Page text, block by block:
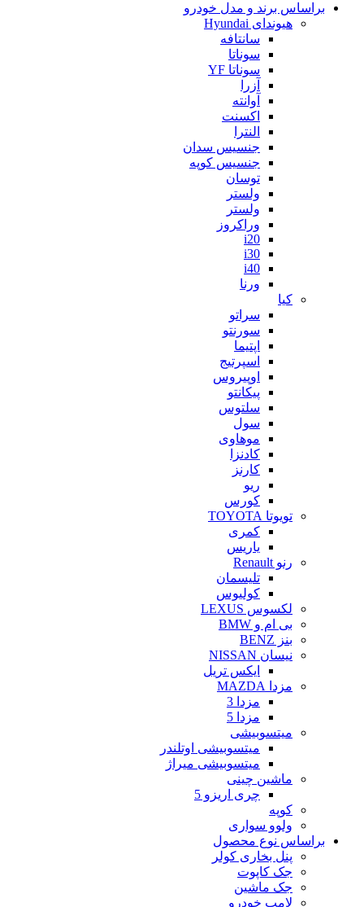
براساس برند و مدل خودرو
هیوندای Hyundai
سانتافه
سوناتا
سوناتا YF
آزرا
آوانته
اکسنت
النترا
جنسیس سدان
جنسیس کوپه
توسان
ولستر
ولستر
وراکروز
i20
i30
i40
ورنا
کیا
سراتو
سورنتو
اپتیما
اسپرتیج
اوپیروس
پیکانتو
سلتوس
سول
موهاوی
کادنزا
کارنز
ریو
کورس
تویوتا TOYOTA
کمری
یاریس
رنو Renault
تلیسمان
کولیوس
لکسوس LEXUS
بی ام و BMW
بنز BENZ
نیسان NISSAN
ایکس تریل
مزدا MAZDA
مزدا 3
مزدا 5
میتسوبیشی
میتسوبیشی اوتلندر
میتسوبیشی میراژ
ماشین چینی
چری اریزو 5
کوپه
ولوو سواری
براساس نوع محصول
پنل بخاری کولر
جک کاپوت
جک ماشین
لامپ خودرو